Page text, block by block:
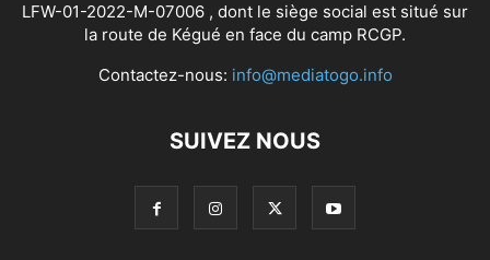
LFW-01-2022-M-07006 , dont le siège social est situé sur
la route de Kégué en face du camp RCGP.
Contactez-nous: info@mediatogo.info
SUIVEZ NOUS